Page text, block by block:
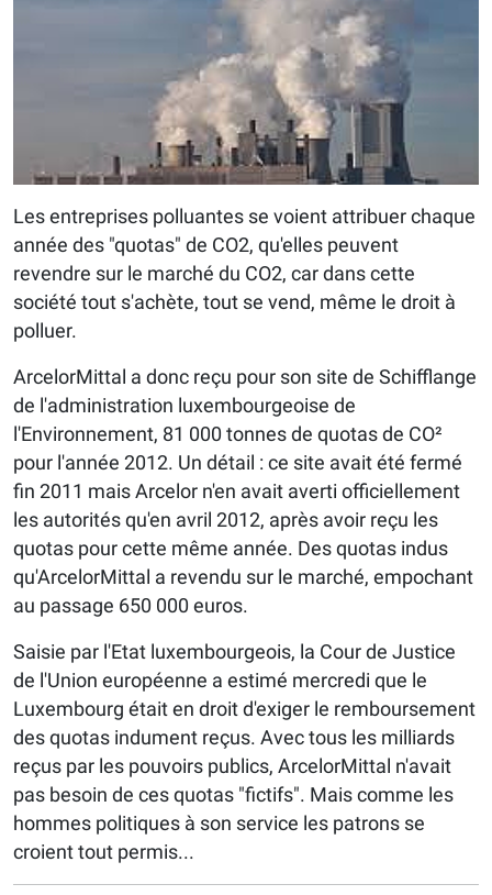
Les entreprises polluantes se voient attribuer chaque
année des "quotas" de CO2, qu'elles peuvent
revendre sur le marché du CO2, car dans cette
société tout s'achète, tout se vend, même le droit à
polluer.
ArcelorMittal a donc reçu pour son site de Schifflange
de l'administration luxembourgeoise de
l'Environnement, 81 000 tonnes de quotas de CO²
pour l'année 2012. Un détail : ce site avait été fermé
fin 2011 mais Arcelor n'en avait averti officiellement
les autorités qu'en avril 2012, après avoir reçu les
quotas pour cette même année. Des quotas indus
qu'ArcelorMittal a revendu sur le marché, empochant
au passage 650 000 euros.
Saisie par l'Etat luxembourgeois, la Cour de Justice
de l'Union européenne a estimé mercredi que le
Luxembourg était en droit d'exiger le remboursement
des quotas indument reçus. Avec tous les milliards
reçus par les pouvoirs publics, ArcelorMittal n'avait
pas besoin de ces quotas "fictifs". Mais comme les
hommes politiques à son service les patrons se
croient tout permis...